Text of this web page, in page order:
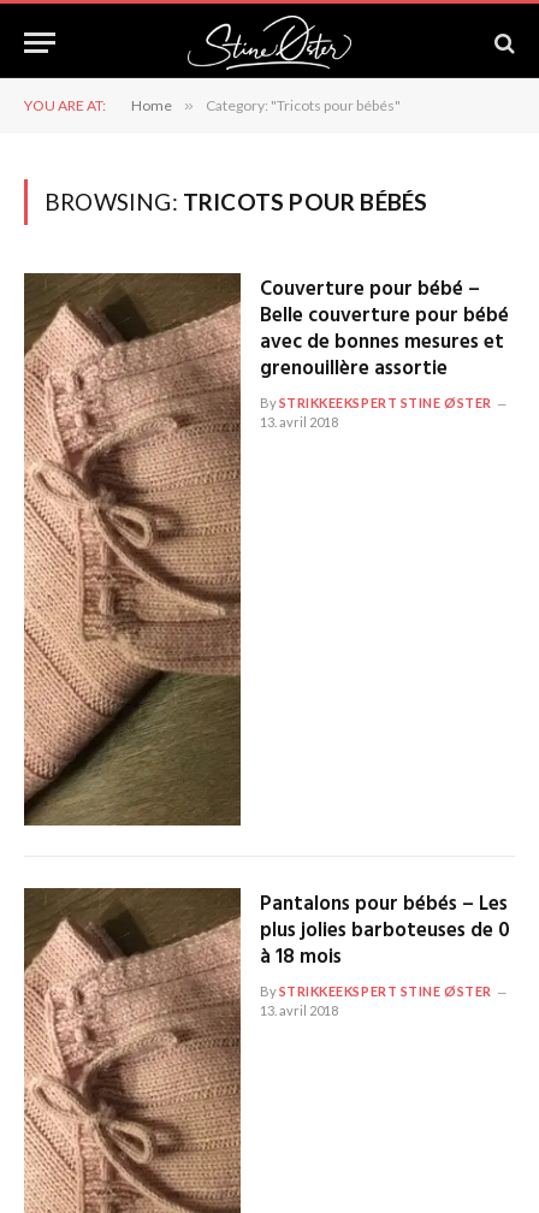
YOU ARE AT: Home » Category: "Tricots pour bébés"
BROWSING: TRICOTS POUR BÉBÉS
Couverture pour bébé –
Belle couverture pour bébé
avec de bonnes mesures et
grenouillère assortie
BySTRIKKEEKSPERT STINE ØSTER
13. avril 2018
Pantalons pour bébés – Les
plus jolies barboteuses de 0
à 18 mois
BySTRIKKEEKSPERT STINE ØSTER
13. avril 2018